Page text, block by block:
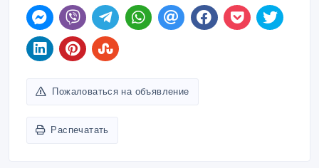
Пожаловаться на объявление
Распечатать